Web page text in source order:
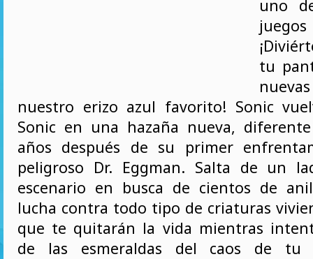
uno
tu
nuestro erizo azul favorito! Sonic
Sonic en una hazaña nueva,
años después de su primer
peligroso Dr. Eggman. Salta de un
escenario en busca de cientos de
lucha contra todo tipo de criaturas
que te quitarán la vida mientras
de las esmeraldas del caos de tu